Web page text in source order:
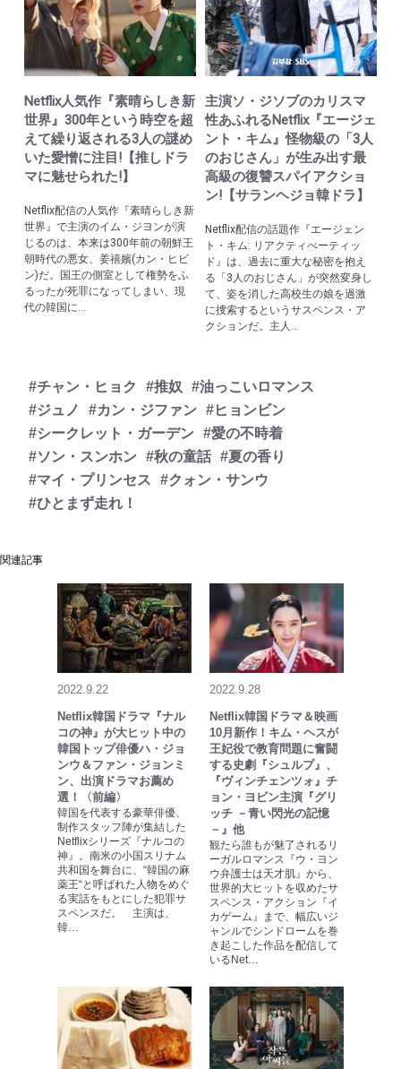
Netflix人気作『素晴らしき新
世界』300年という時空を超
えて繰り返される3人の謎め
いた愛憎に注目!【推しドラ
マに魅せられた!】
Netflix配信の人気作『素晴らしき新
世界』で主演のイム・ジヨンが演
じるのは、本来は300年前の朝鮮王
朝時代の悪女、姜禧嬪(カン・ヒビ
ン)だ。国王の側室として権勢をふ
るったが死罪になってしまい、現
代の韓国に...
主演ソ・ジソブのカリスマ
性あふれるNetflix『エージェ
ント・キム』怪物級の「3人
のおじさん」が生み出す最
高級の復讐スパイアクショ
ン!【サランヘジョ韓ドラ】
Netflix配信の話題作『エージェン
ト・キム: リアクティべーティッ
ド』は、過去に重大な秘密を抱え
る「3人のおじさん」が突然変身し
て、姿を消した高校生の娘を過激
に捜索するというサスペンス・ア
クションだ。主人...
#チャン・ヒョク #推奴
#油っこいロマンス
#ジュノ
#カン・ジファン #ヒョンビン
#シークレット・ガーデン #愛の不時着
#ソン・スンホン #秋の童話 #夏の香り
#マイ・プリンセス
#クォン・サンウ
#ひとまず走れ！
関連記事
2022.9.22
Netflix韓国ドラマ『ナル
コの神』が大ヒット中の
韓国トップ俳優ハ・ジョ
ンウ＆ファン・ジョンミ
ン、出演ドラマお薦め
選！〈前編〉
韓国を代表する豪華俳優、
制作スタッフ陣が集結した
Netflixシリーズ『ナルコの
神』。南米の小国スリナム
共和国を舞台に、“韓国の麻
薬王“と呼ばれた人物をめぐ
る実話をもとにした犯罪サ
スペンスだ。 主演は、
韓…
2022.9.28
Netflix韓国ドラマ＆映画
10月新作！キム・ヘスが
王妃役で教育問題に奮闘
する史劇『シュルプ』、
『ヴィンチェンツォ』チ
ョン・ヨビン主演『グリ
ッチ －青い閃光の記憶
－』他
観たら誰もが魅了されるリ
ーガルロマンス『ウ・ヨン
ウ弁護士は天才肌』から、
世界的大ヒットを収めたサ
スペンス・アクション『イ
カゲーム』まで、幅広いジ
ャンルでシンドロームを巻
き起こした作品を配信して
いるNet…